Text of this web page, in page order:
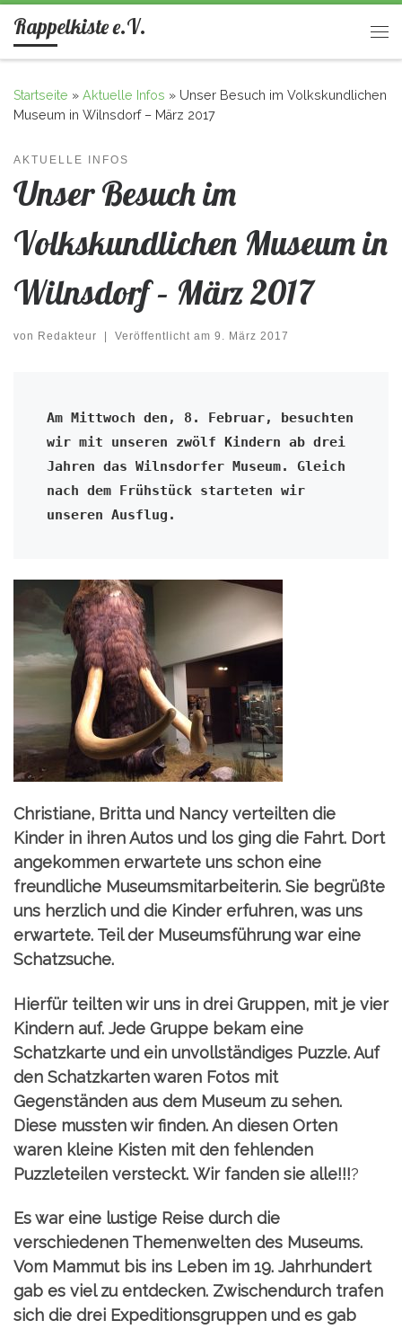
Zum Inhalt springen
Rappelkiste e.V.
Startseite » Aktuelle Infos » Unser Besuch im Volkskundlichen
Museum in Wilnsdorf – März 2017
AKTUELLE INFOS
Unser Besuch im
Volkskundlichen Museum in
Wilnsdorf – März 2017
von Redakteur Veröffentlicht am 9. März 2017
Am Mittwoch den, 8. Februar, besuchten
wir mit unseren zwölf Kindern ab drei
Jahren das Wilnsdorfer Museum. Gleich
nach dem Frühstück starteten wir
unseren Ausflug.
Christiane, Britta und Nancy verteilten die
Kinder in ihren Autos und los ging die Fahrt. Dort
angekommen erwartete uns schon eine
freundliche Museumsmitarbeiterin. Sie begrüßte
uns herzlich und die Kinder erfuhren, was uns
erwartete. Teil der Museumsführung war eine
Schatzsuche.
Hierfür teilten wir uns in drei Gruppen, mit je vier
Kindern auf. Jede Gruppe bekam eine
Schatzkarte und ein unvollständiges Puzzle. Auf
den Schatzkarten waren Fotos mit
Gegenständen aus dem Museum zu sehen.
Diese mussten wir finden. An diesen Orten
waren kleine Kisten mit den fehlenden
Puzzleteilen versteckt. Wir fanden sie alle!!!?
Es war eine lustige Reise durch die
verschiedenen Themenwelten des Museums.
Vom Mammut bis ins Leben im 19. Jahrhundert
gab es viel zu entdecken. Zwischendurch trafen
sich die drei Expeditionsgruppen und es gab